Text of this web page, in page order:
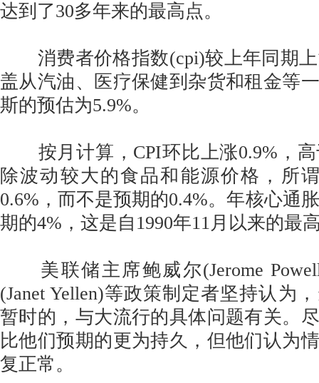
达到了30多年来的最高点。
消费者价格指数(cpi)较上年同期上
盖从汽油、医疗保健到杂货和租金等
斯的预估为5.9%。
按月计算，CPI环比上涨0.9%，高
除波动较大的食品和能源价格，所
0.6%，而不是预期的0.4%。年核心通
期的4%，这是自1990年11月以来的最
美联储主席鲍威尔(Jerome
(Janet Yellen)等政策制定者坚持认为
暂时的，与大流行的具体问题有关。
比他们预期的更为持久，但他们认为
复正常。